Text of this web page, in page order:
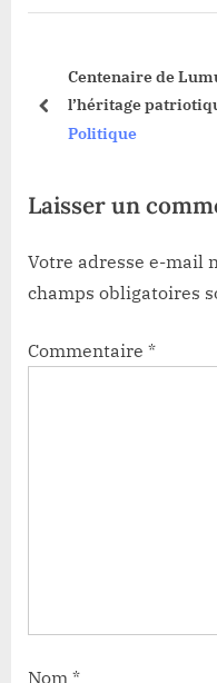
s
s
o
t
:
Centenaire de
l’héritage
Politique
prev
Laisser un
Votre adresse e-mail
champs obligatoires
Commentaire *
Nom *